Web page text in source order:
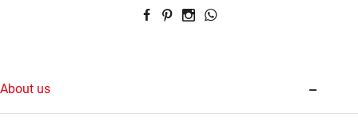
About us